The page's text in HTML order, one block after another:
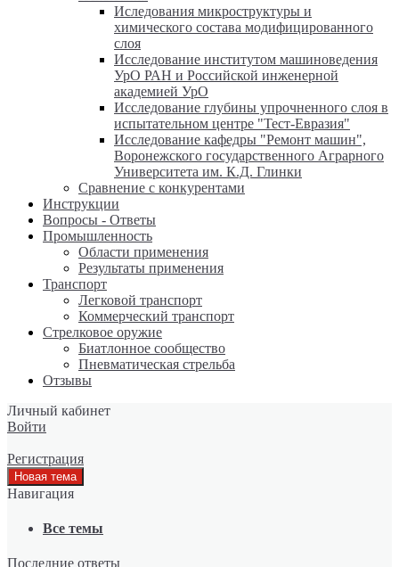
Иследования микроструктуры и
химического состава модифицированного
слоя
Исследование институтом машиноведения
УрО РАН и Российской инженерной
академией УрО
Исследование глубины упрочненного слоя в
испытательном центре "Тест-Евразия"
Исследование кафедры "Ремонт машин",
Воронежского государственного Аграрного
Университета им. К.Д. Глинки
Сравнение с конкурентами
Инструкции
Вопросы - Ответы
Промышленность
Области применения
Результаты применения
Транспорт
Легковой транспорт
Коммерческий транспорт
Стрелковое оружие
Биатлонное сообщество
Пневматическая стрельба
Отзывы
Личный кабинет
Войти
Регистрация
Навигация
Все темы
Последние ответы